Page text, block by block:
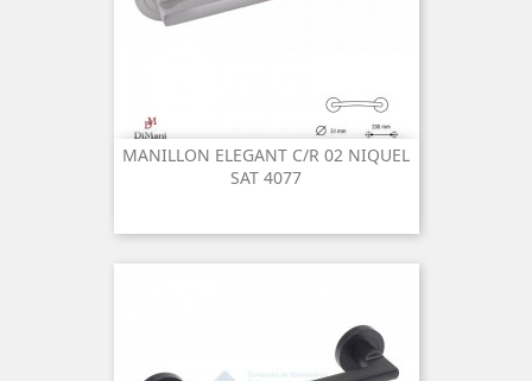
MANILLON ELEGANT C/R 02 NIQUEL
SAT 4077